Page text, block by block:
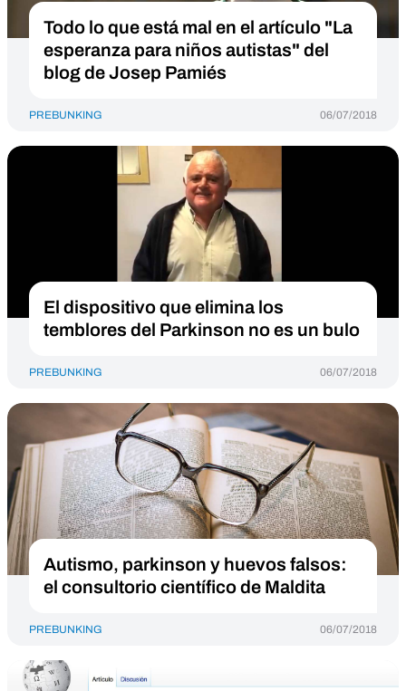
Todo lo que está mal en el artículo "La
esperanza para niños autistas" del
blog de Josep Pamiés
PREBUNKING 06/07/2018
El dispositivo que elimina los
temblores del Parkinson no es un bulo
PREBUNKING 06/07/2018
Autismo, parkinson y huevos falsos:
el consultorio científico de Maldita
PREBUNKING 06/07/2018